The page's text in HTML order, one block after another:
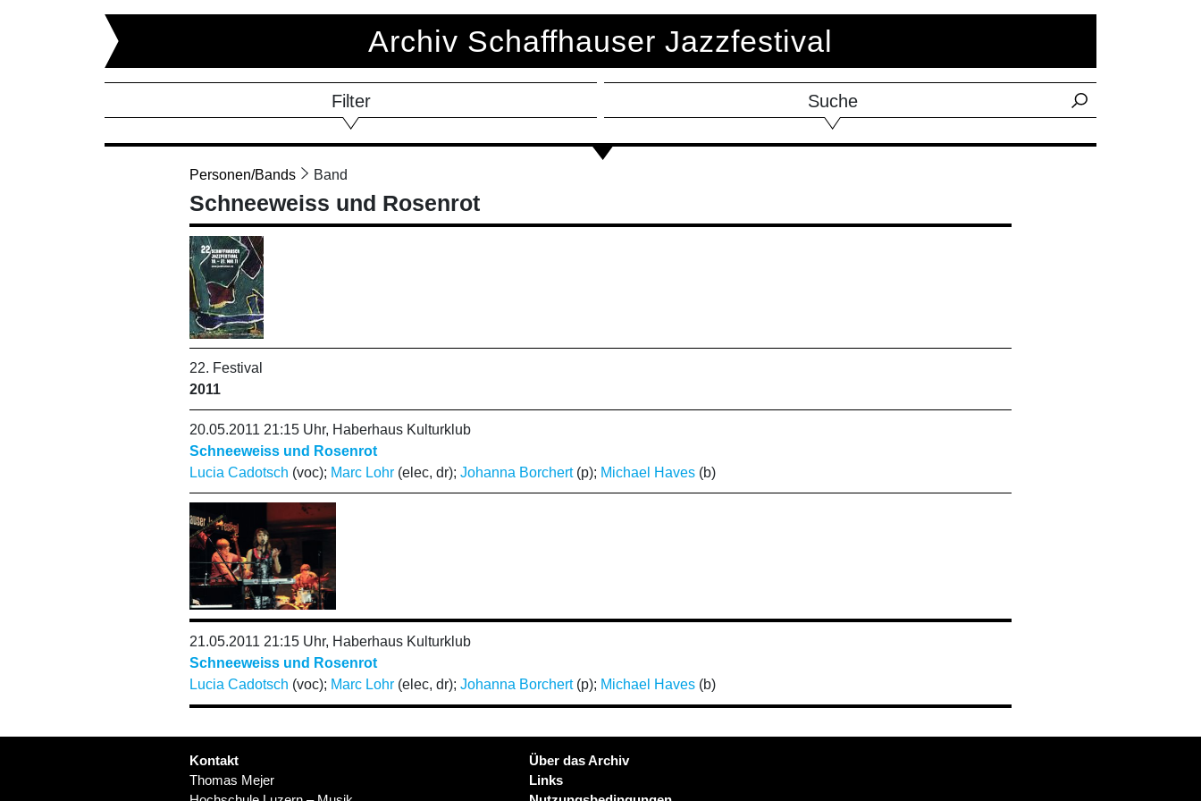
Archiv Schaffhauser Jazzfestival
Filter Suche
Personen/Bands Band
Schneeweiss und Rosenrot
22. Festival
2011
20.05.2011 21:15 Uhr, Haberhaus Kulturklub
Schneeweiss und Rosenrot
Lucia Cadotsch (voc); Marc Lohr(elec, dr); Johanna Borchert(p); Michael Haves(b)
21.05.2011 21:15 Uhr, Haberhaus Kulturklub
Schneeweiss und Rosenrot
Lucia Cadotsch (voc); Marc Lohr(elec, dr); Johanna Borchert(p); Michael Haves(b)
Kontakt
Thomas Mejer
Über das Archiv
Links